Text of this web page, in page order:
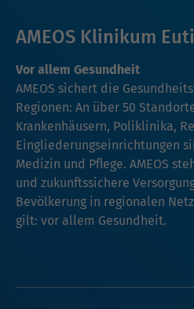
AMEOS Klinikum
Vor allem Gesundheit
AMEOS sichert die
Regionen: An über 50
Krankenhäusern, Poliklinika,
Eingliederungseinrichtungen
Medizin und Pflege. AMEOS
und zukunftssichere
Bevölkerung in regionalen
gilt: vor allem Gesundheit.